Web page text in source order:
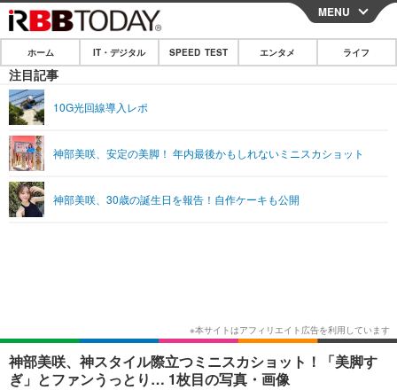
CLOSE
ホーム
IT・デジタル
ショッピング その他
SPEED TEST
エンタメ
エンタメTOP 映画・ドラマ
ショッピング その他
ライフ
MENU
ホーム IT・デジタル SPEED TEST エンタメ ライフ
注目記事
10G光回線導入レポ
神部美咲、安定の美脚！ 年内最後かもしれないミニスカショット
神部美咲、30歳の誕生日を報告！自作ケーキも公開
神部美咲、神スタイル際立つミニスカショット！「美脚す
ぎ」とファンうっとり… 1枚目の写真・画像